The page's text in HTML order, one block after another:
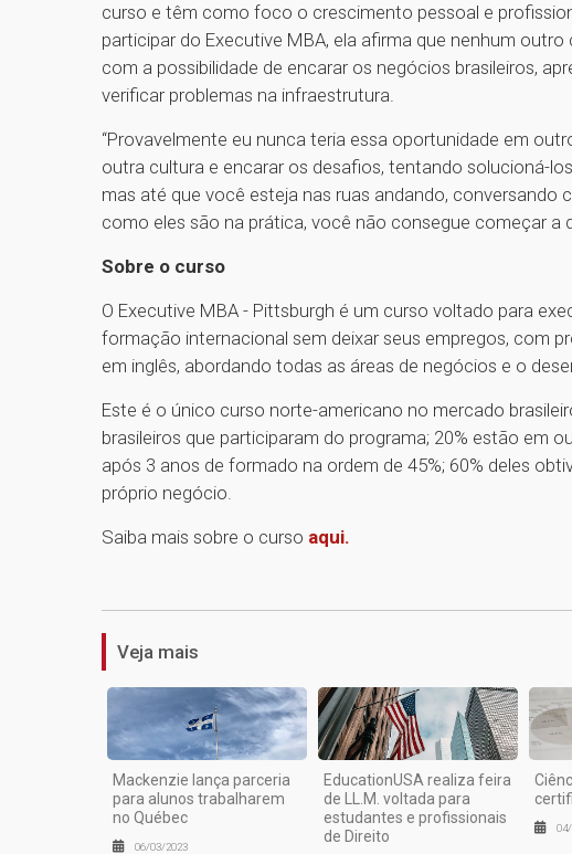
curso e têm como foco o crescimento pessoal e
participar do Executive MBA, ela afirma que nenhum
com a possibilidade de encarar os negócios brasileiros,
verificar problemas na infraestrutura.
“Provavelmente eu nunca teria essa oportunidade em
outra cultura e encarar os desafios, tentando solucioná-
mas até que você esteja nas ruas andando, conversando
como eles são na prática, você não consegue começar a
Sobre o curso
O Executive MBA - Pittsburgh é um curso voltado para
formação internacional sem deixar seus empregos, com
em inglês, abordando todas as áreas de negócios e o
Este é o único curso norte-americano no mercado
brasileiros que participaram do programa; 20% estão em
após 3 anos de formado na ordem de 45%; 60% deles
próprio negócio.
Saiba mais sobre o curso aqui.
Veja mais
Mackenzie lança parceria
para alunos trabalharem
no Québec
06/03/2023
EducationUSA realiza feira
de LL.M. voltada para
estudantes e profissionais
de Direito